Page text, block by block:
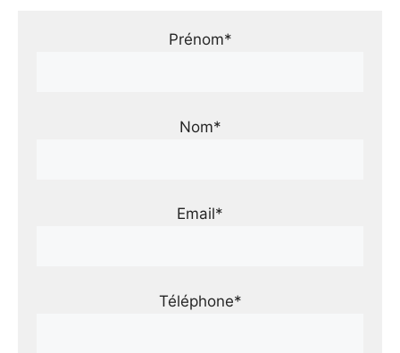
Prénom*
Nom*
Email*
Téléphone*